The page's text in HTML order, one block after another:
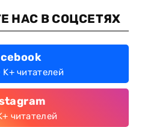
НАС В СОЦСЕТЯХ
K+ читателей
читателей